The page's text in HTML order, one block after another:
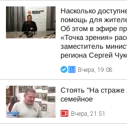
Насколько
помощь для
Об этом в эфире
«Точка зрения»
заместитель
региона Сергей
Вчера, 19:08
Стоять "На
семейное
Вчера, 21:51